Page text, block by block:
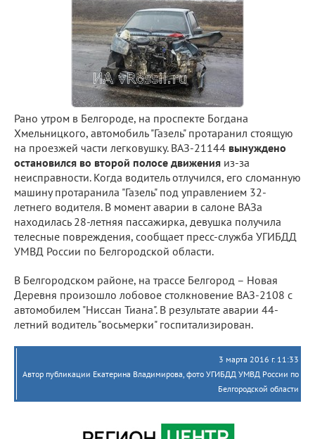
Рано утром в Белгороде, на проспекте Богдана
Хмельницкого, автомобиль "Газель" протаранил стоящую
на проезжей части легковушку. ВАЗ-21144 вынуждено
остановился во второй полосе движения из-за
неисправности. Когда водитель отлучился, его сломанную
машину протаранила "Газель" под управлением 32-
летнего водителя. В момент аварии в салоне ВАЗа
находилась 28-летняя пассажирка, девушка получила
телесные повреждения, сообщает пресс-служба УГИБДД
УМВД России по Белгородской области.
В Белгородском районе, на трассе Белгород – Новая
Деревня произошло лобовое столкновение ВАЗ-2108 с
автомобилем "Ниссан Тиана". В результате аварии 44-
летний водитель "восьмерки" госпитализирован.
3 марта 2016 г. 11:33
Автор публикации Екатерина Владимирова, фото УГИБДД УМВД России по
Белгородской области